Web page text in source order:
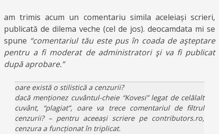
am trimis acum un comentariu simila aceleiași scrieri,
publicată de dilema veche (cel de jos). deocamdata mi se
spune “comentariul tău este pus în coada de aşteptare
pentru a fi moderat de administratori şi va fi publicat
după aprobare.”
oare există o stilistică a cenzurii?
dacă menționez cuvântul-cheie “Kovesi” legat de celălalt
cuvânt, “plagiat”, oare va trece comentariul de filtrul
cenzurii? – pentru aceeași scriere pe contributors.ro,
cenzura a funcționat în triplicat.